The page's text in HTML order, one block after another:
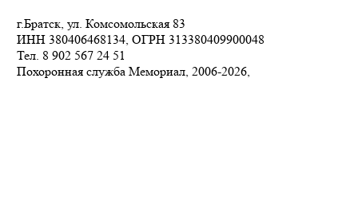
г.Братск, ул. Комсомольская 83
ИНН 380406468134, ОГРН 313380409900048
Тел. 8 902 567 24 51
Похоронная служба Мемориал, 2006-2026,